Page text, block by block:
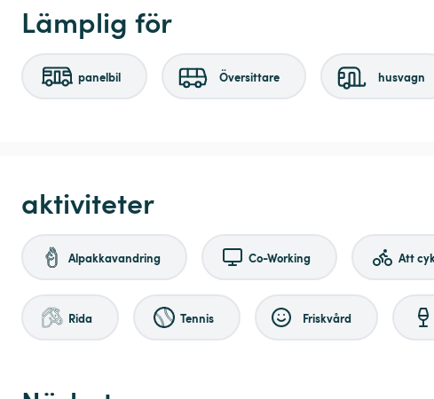
Lämplig för
panelbil Översittare husvagn
aktiviteter
Alpakkavandring Co-Working Att
Rida Tennis Friskvård